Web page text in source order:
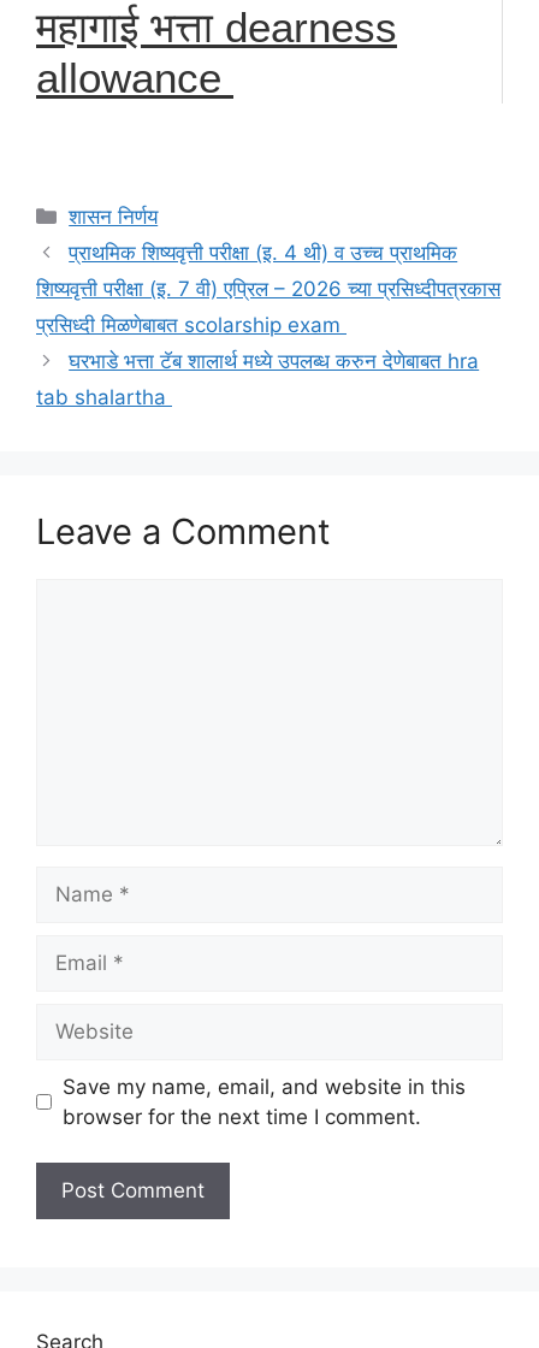
महागाई भत्ता dearness
allowance
Categories
शासन निर्णय
प्राथमिक शिष्यवृत्ती परीक्षा (इ. 4 थी) व उच्च प्राथमिक
शिष्यवृत्ती परीक्षा (इ. 7 वी) एप्रिल – 2026 च्या प्रसिध्दीपत्रकास
प्रसिध्दी मिळणेबाबत scolarship exam
घरभाडे भत्ता टॅब शालार्थ मध्ये उपलब्ध करुन देणेबाबत hra
tab shalartha
Leave a Comment
Save my name, email, and website in this
browser for the next time I comment.
Search